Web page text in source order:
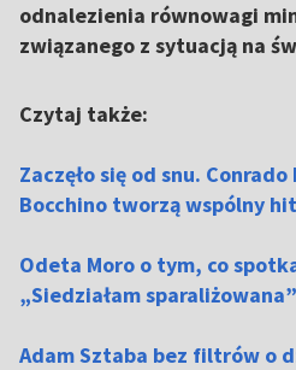
odnalezienia równowagi
związanego z sytuacją na
Czytaj także:
Zaczęło się od snu.
Bocchino tworzą wspólny hit
Odeta Moro o tym, co
„Siedziałam sparaliżowana”
Adam Sztaba bez filtrów o